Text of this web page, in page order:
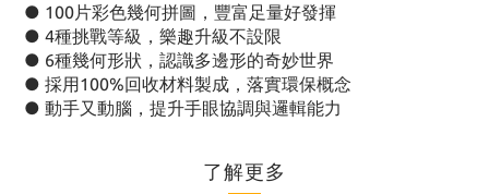
● 100片彩色幾何拼圖，豐富足量好發揮
● 4種挑戰等級，樂趣升級不設限
● 6種幾何形狀，認識多邊形的奇妙世界
● 採用100%回收材料製成，落實環保概念
● 動手又動腦，提升手眼協調與邏輯能力
了解更多